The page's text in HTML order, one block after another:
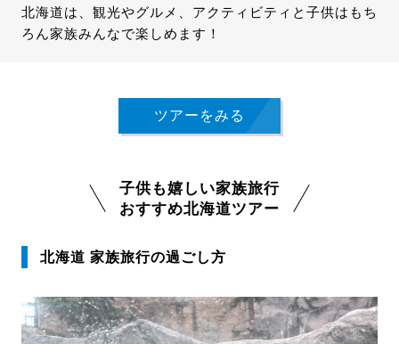
北海道は、観光やグルメ、アクティビティと子供はもち
ろん家族みんなで楽しめます！
ツアーをみる
子供も嬉しい家族旅行
おすすめ北海道ツアー
北海道 家族旅行の過ごし方